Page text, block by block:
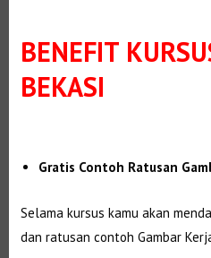
BENEFIT
BEKASI
Gratis Contoh Ratusan
Selama kursus kamu akan
dan ratusan contoh Gambar